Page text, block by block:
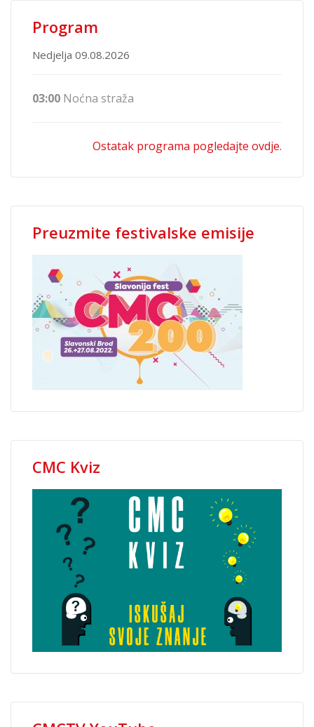
Program
Nedjelja 09.08.2026
03:00 Noćna straža
Ostatak programa pogledajte ovdje.
Preuzmite festivalske emisije
CMC Kviz